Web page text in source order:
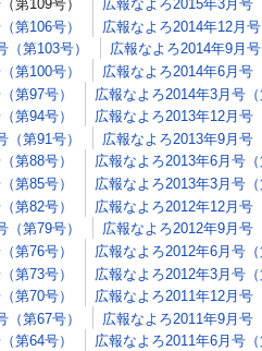
第109号）
広報なよろ2015年3月号
第106号）
広報なよろ2014年12月号
第103号）
広報なよろ2014年9月号
第100号）
広報なよろ2014年6月号
第97号）
広報なよろ2014年3月号（
第94号）
広報なよろ2013年12月号
第91号）
広報なよろ2013年9月号
第88号）
広報なよろ2013年6月号（
第85号）
広報なよろ2013年3月号（
第82号）
広報なよろ2012年12月号
第79号）
広報なよろ2012年9月号
第76号）
広報なよろ2012年6月号（
第73号）
広報なよろ2012年3月号（
第70号）
広報なよろ2011年12月号
第67号）
広報なよろ2011年9月号
第64号）
広報なよろ2011年6月号（